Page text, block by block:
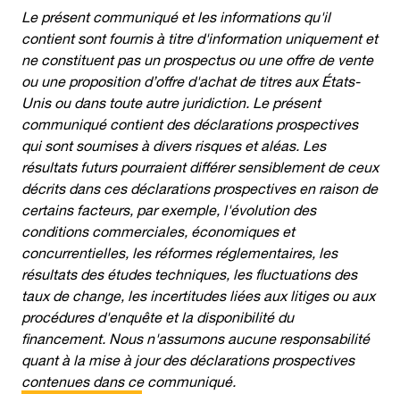
Le présent communiqué et les informations qu'il
contient sont fournis à titre d'information uniquement et
ne constituent pas un prospectus ou une offre de vente
ou une proposition d’offre d'achat de titres aux États-
Unis ou dans toute autre juridiction. Le présent
communiqué contient des déclarations prospectives
qui sont soumises à divers risques et aléas. Les
résultats futurs pourraient différer sensiblement de ceux
décrits dans ces déclarations prospectives en raison de
certains facteurs, par exemple, l'évolution des
conditions commerciales, économiques et
concurrentielles, les réformes réglementaires, les
résultats des études techniques, les fluctuations des
taux de change, les incertitudes liées aux litiges ou aux
procédures d'enquête et la disponibilité du
financement. Nous n'assumons aucune responsabilité
quant à la mise à jour des déclarations prospectives
contenues dans ce communiqué.